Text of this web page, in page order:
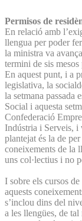
Permisos de
En relació amb
llengua per poder
la ministra va
termini de sis
En aquest punt, i a
legislativa, la
la setmana passada
Social i aquesta
Confederació
Indústria i Serveis, i
plantejat és la de
coneixements de la
uns col·lectius i no
I sobre els cursos
aquests
s’inclou dins del
a les llengües, de